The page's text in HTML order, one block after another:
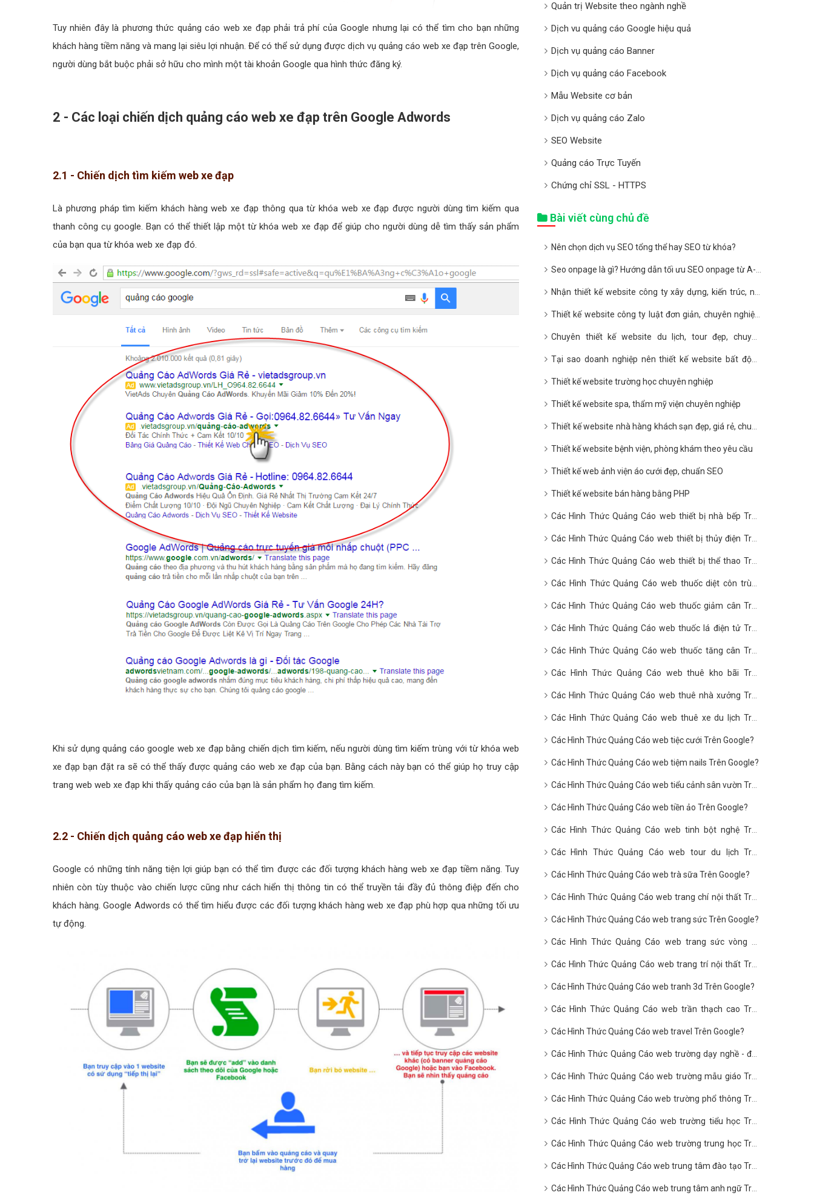
Tuy nhiên đây là phương thức quảng cáo web xe đạp phải trả phí của Google nhưng lại có thể tìm cho bạn những
khách hàng tiềm năng và mang lại siêu lợi nhuận. Để có thể sử dụng được dịch vụ quảng cáo web xe đạp trên Google,
người dùng bắt buộc phải sở hữu cho mình một tài khoản Google qua hình thức đăng ký.
2 - Các loại chiến dịch quảng cáo web xe đạp trên Google Adwords
2.1 - Chiến dịch tìm kiếm web xe đạp
Là phương pháp tìm kiếm khách hàng web xe đạp thông qua từ khóa web xe đạp được người dùng tìm kiếm qua
thanh công cụ google. Bạn có thể thiết lập một từ khóa web xe đạp để giúp cho người dùng dễ tìm thấy sản phẩm
của bạn qua từ khóa web xe đạp đó.
Khi sử dụng quảng cáo google web xe đạp bằng chiến dịch tìm kiếm, nếu người dùng tìm kiếm trùng với từ khóa web
xe đạp bạn đặt ra sẽ có thể thấy được quảng cáo web xe đạp của bạn. Bằng cách này bạn có thể giúp họ truy cập
trang web web xe đạp khi thấy quảng cáo của bạn là sản phẩm họ đang tìm kiếm.
2.2 - Chiến dịch quảng cáo web xe đạp hiển thị
Google có những tính năng tiện lợi giúp bạn có thể tìm được các đối tượng khách hàng web xe đạp tiềm năng. Tuy
nhiên còn tùy thuộc vào chiến lược cũng như cách hiển thị thông tin có thể truyền tải đầy đủ thông điệp đến cho
khách hàng. Google Adwords có thể tìm hiểu được các đối tượng khách hàng web xe đạp phù hợp qua những tối ưu
tự động.
Quản trị Website theo ngành nghề
Dịch vu quảng cáo Google hiệu quả
Dịch vụ quảng cáo Banner
Dịch vụ quảng cáo Facebook
Mẫu Website cơ bản
Dịch vụ quảng cáo Zalo
SEO Website
Quảng cáo Trực Tuyến
Chứng chỉ SSL - HTTPS
Bài viết cùng chủ đề
Nên chọn dịch vụ SEO tổng thể hay SEO từ khóa?
Seo onpage là gì? Hướng dẫn tối ưu SEO onpage từ A-Z
2020
Nhận thiết kế website công ty xây dựng, kiến trúc, nội
thất giá rẻ
Thiết kế website công ty luật đơn giản, chuyên nghiệp,
giá rẻ
Chuyên thiết kế website du lịch, tour đẹp, chuyên
nghiệp, giá rẻ
Tại sao doanh nghiệp nên thiết kế website bất động
sản?
Thiết kế website trường học chuyên nghiệp
Thiết kế website spa, thẩm mỹ viện chuyên nghiệp
Thiết kế website nhà hàng khách sạn đẹp, giá rẻ, chuẩn
SEO
Thiết kế website bệnh viện, phòng khám theo yêu cầu
Thiết kế web ảnh viện áo cưới đẹp, chuẩn SEO
Thiết kế website bán hàng bằng PHP
Các Hình Thức Quảng Cáo web thiết bị nhà bếp Trên
Google?
Các Hình Thức Quảng Cáo web thiết bị thủy điện Trên
Google?
Các Hình Thức Quảng Cáo web thiết bị thể thao Trên
Google?
Các Hình Thức Quảng Cáo web thuốc diệt côn trùng
Trên Google?
Các Hình Thức Quảng Cáo web thuốc giảm cân Trên
Google?
Các Hình Thức Quảng Cáo web thuốc lá điện tử Trên
Google?
Các Hình Thức Quảng Cáo web thuốc tăng cân Trên
Google?
Các Hình Thức Quảng Cáo web thuê kho bãi Trên
Google?
Các Hình Thức Quảng Cáo web thuê nhà xưởng Trên
Google?
Các Hình Thức Quảng Cáo web thuê xe du lịch Trên
Google?
Các Hình Thức Quảng Cáo web tiệc cưới Trên Google?
Các Hình Thức Quảng Cáo web tiệm nails Trên Google?
Các Hình Thức Quảng Cáo web tiểu cảnh sân vườn Trên
Google?
Các Hình Thức Quảng Cáo web tiền ảo Trên Google?
Các Hình Thức Quảng Cáo web tinh bột nghệ Trên
Google?
Các Hình Thức Quảng Cáo web tour du lịch Trên
Google?
Các Hình Thức Quảng Cáo web trà sữa Trên Google?
Các Hình Thức Quảng Cáo web trang chí nội thất Trên
Google?
Các Hình Thức Quảng Cáo web trang sức Trên Google?
Các Hình Thức Quảng Cáo web trang sức vòng hổ
phách Trên Google?
Các Hình Thức Quảng Cáo web trang trí nội thất Trên
Google?
Các Hình Thức Quảng Cáo web tranh 3d Trên Google?
Các Hình Thức Quảng Cáo web trần thạch cao Trên
Google?
Các Hình Thức Quảng Cáo web travel Trên Google?
Các Hình Thức Quảng Cáo web trường dạy nghề - đào
tạo nghề Trên Google?
Các Hình Thức Quảng Cáo web trường mẫu giáo Trên
Google?
Các Hình Thức Quảng Cáo web trường phổ thông Trên
Google?
Các Hình Thức Quảng Cáo web trường tiểu học Trên
Google?
Các Hình Thức Quảng Cáo web trường trung học Trên
Google?
Các Hình Thức Quảng Cáo web trung tâm đào tạo Trên
Google?
Các Hình Thức Quảng Cáo web trung tâm anh ngữ Trên